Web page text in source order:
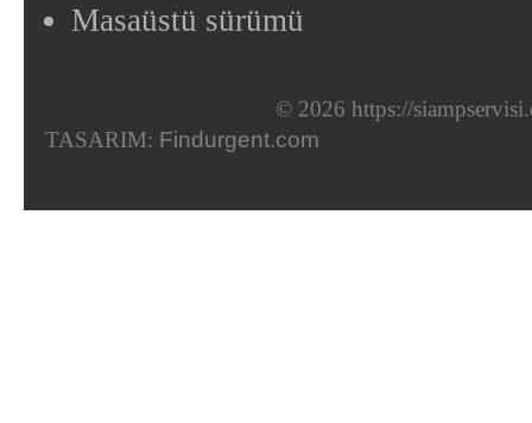
Masaüstü sürümü
© 2026 https://
TASARIM: Findurgent.com